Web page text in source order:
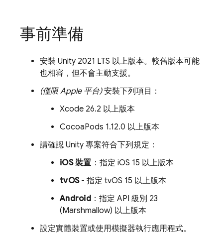
事前準備
安裝 Unity 2021 LTS 以上版本。較舊版本可能
也相容，但不會主動支援。
(僅限 Apple 平台)安裝下列項目：
Xcode 26.2 以上版本
CocoaPods 1.12.0 以上版本
請確認 Unity 專案符合下列規定：
iOS 裝置 ：指定 iOS 15 以上版本
tvOS- 指定 tvOS 15 以上版本
Android：指定 API 級別 23
(Marshmallow) 以上版本
設定實體裝置或使用模擬器執行應用程式。